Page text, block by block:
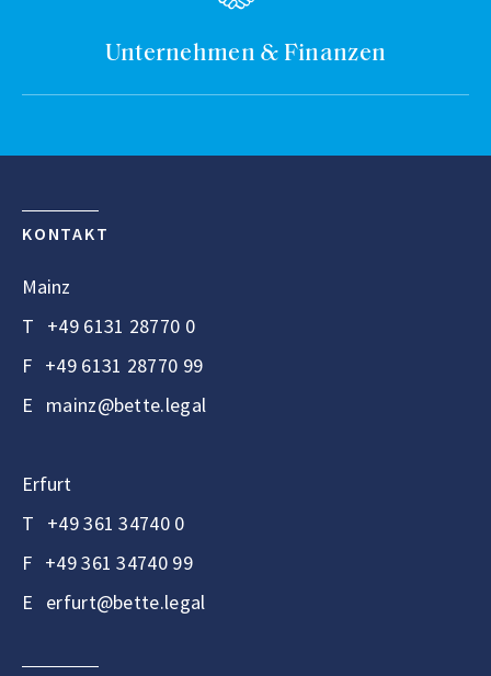
Unternehmen & Finanzen
KONTAKT
Mainz
T +49 6131 28770 0
F +49 6131 28770 99
E mainz@bette.legal
Erfurt
T +49 361 34740 0
F +49 361 34740 99
E erfurt@bette.legal